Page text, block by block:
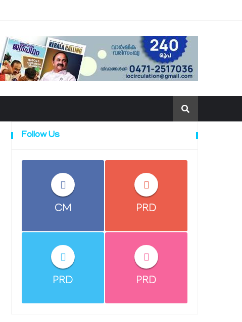
Follow Us
CM PRD
PRD PRD